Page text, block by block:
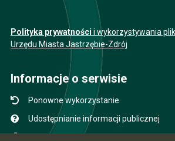
Polityka prywatności i wykorzystywania
Urzędu Miasta Jastrzębie-Zdrój
Informacje o serwisie
Ponowne wykorzystanie
Udostępnianie informacji publicznej
Mapa serwisu